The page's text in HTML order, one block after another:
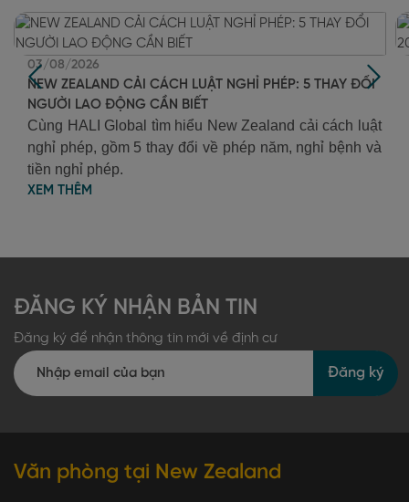
03/08/2026
NEW ZEALAND CẢI CÁCH LUẬT NGHỈ PHÉP: 5 THAY ĐỔI
NGƯỜI LAO ĐỘNG CẦN BIẾT
Cùng HALI Global tìm hiểu New Zealand cải cách luật
nghỉ phép, gồm 5 thay đổi về phép năm, nghỉ bệnh và
tiền nghỉ phép.
XEM THÊM
ĐĂNG KÝ NHẬN BẢN TIN
Đăng ký để nhận thông tin mới về định cư
Đăng ký
Văn phòng tại New Zealand